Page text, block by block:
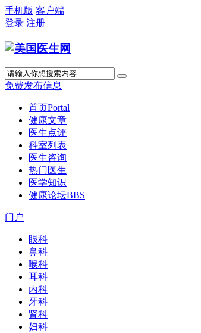
手机版 客户端
登录 注册
免费发布信息
首页Portal
健康文章
医生点评
科室列表
医生咨询
热门医生
医学知识
健康论坛BBS
门户
眼科
鼻科
喉科
耳科
内科
牙科
肾科
妇科